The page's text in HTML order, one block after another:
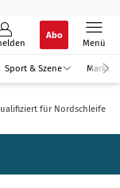
Abo
Menü
Sport & Szene Markt
für Nordschleife